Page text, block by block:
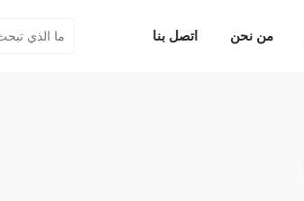
من نحن اتصل بنا